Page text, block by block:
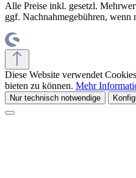
Alle Preise inkl. gesetzl.
ggf. Nachnahmegebühren, wenn
Diese Website verwendet
bieten zu können. Mehr
Nur technisch notwendige